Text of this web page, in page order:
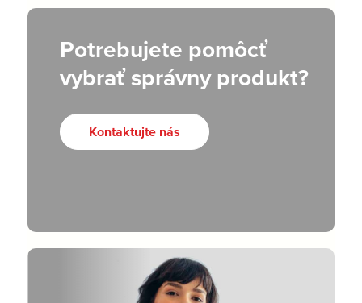
Potrebujete pomôcť
vybrať správny produkt?
Kontaktujte nás